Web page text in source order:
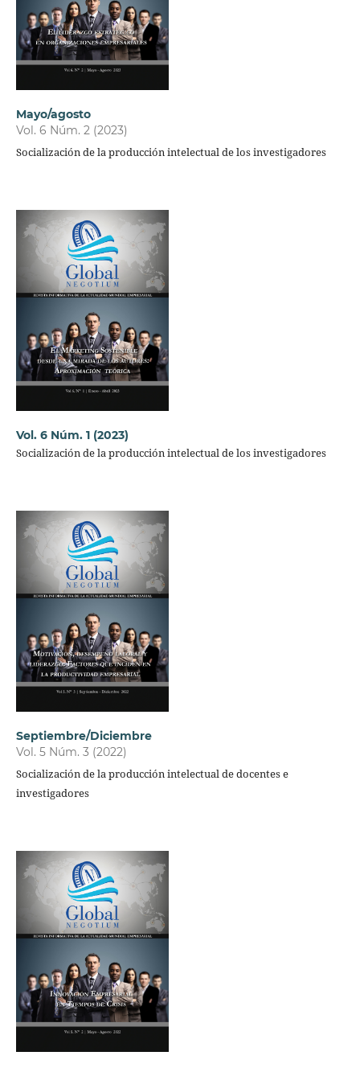
Mayo/agosto
Vol. 6 Núm. 2 (2023)
Socialización de la producción intelectual de los investigadores
Vol. 6 Núm. 1 (2023)
Socialización de la producción intelectual de los investigadores
Septiembre/Diciembre
Vol. 5 Núm. 3 (2022)
Socialización de la producción intelectual de docentes e
investigadores